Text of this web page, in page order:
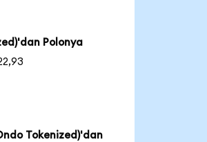
Polonya
Tokenized)'dan